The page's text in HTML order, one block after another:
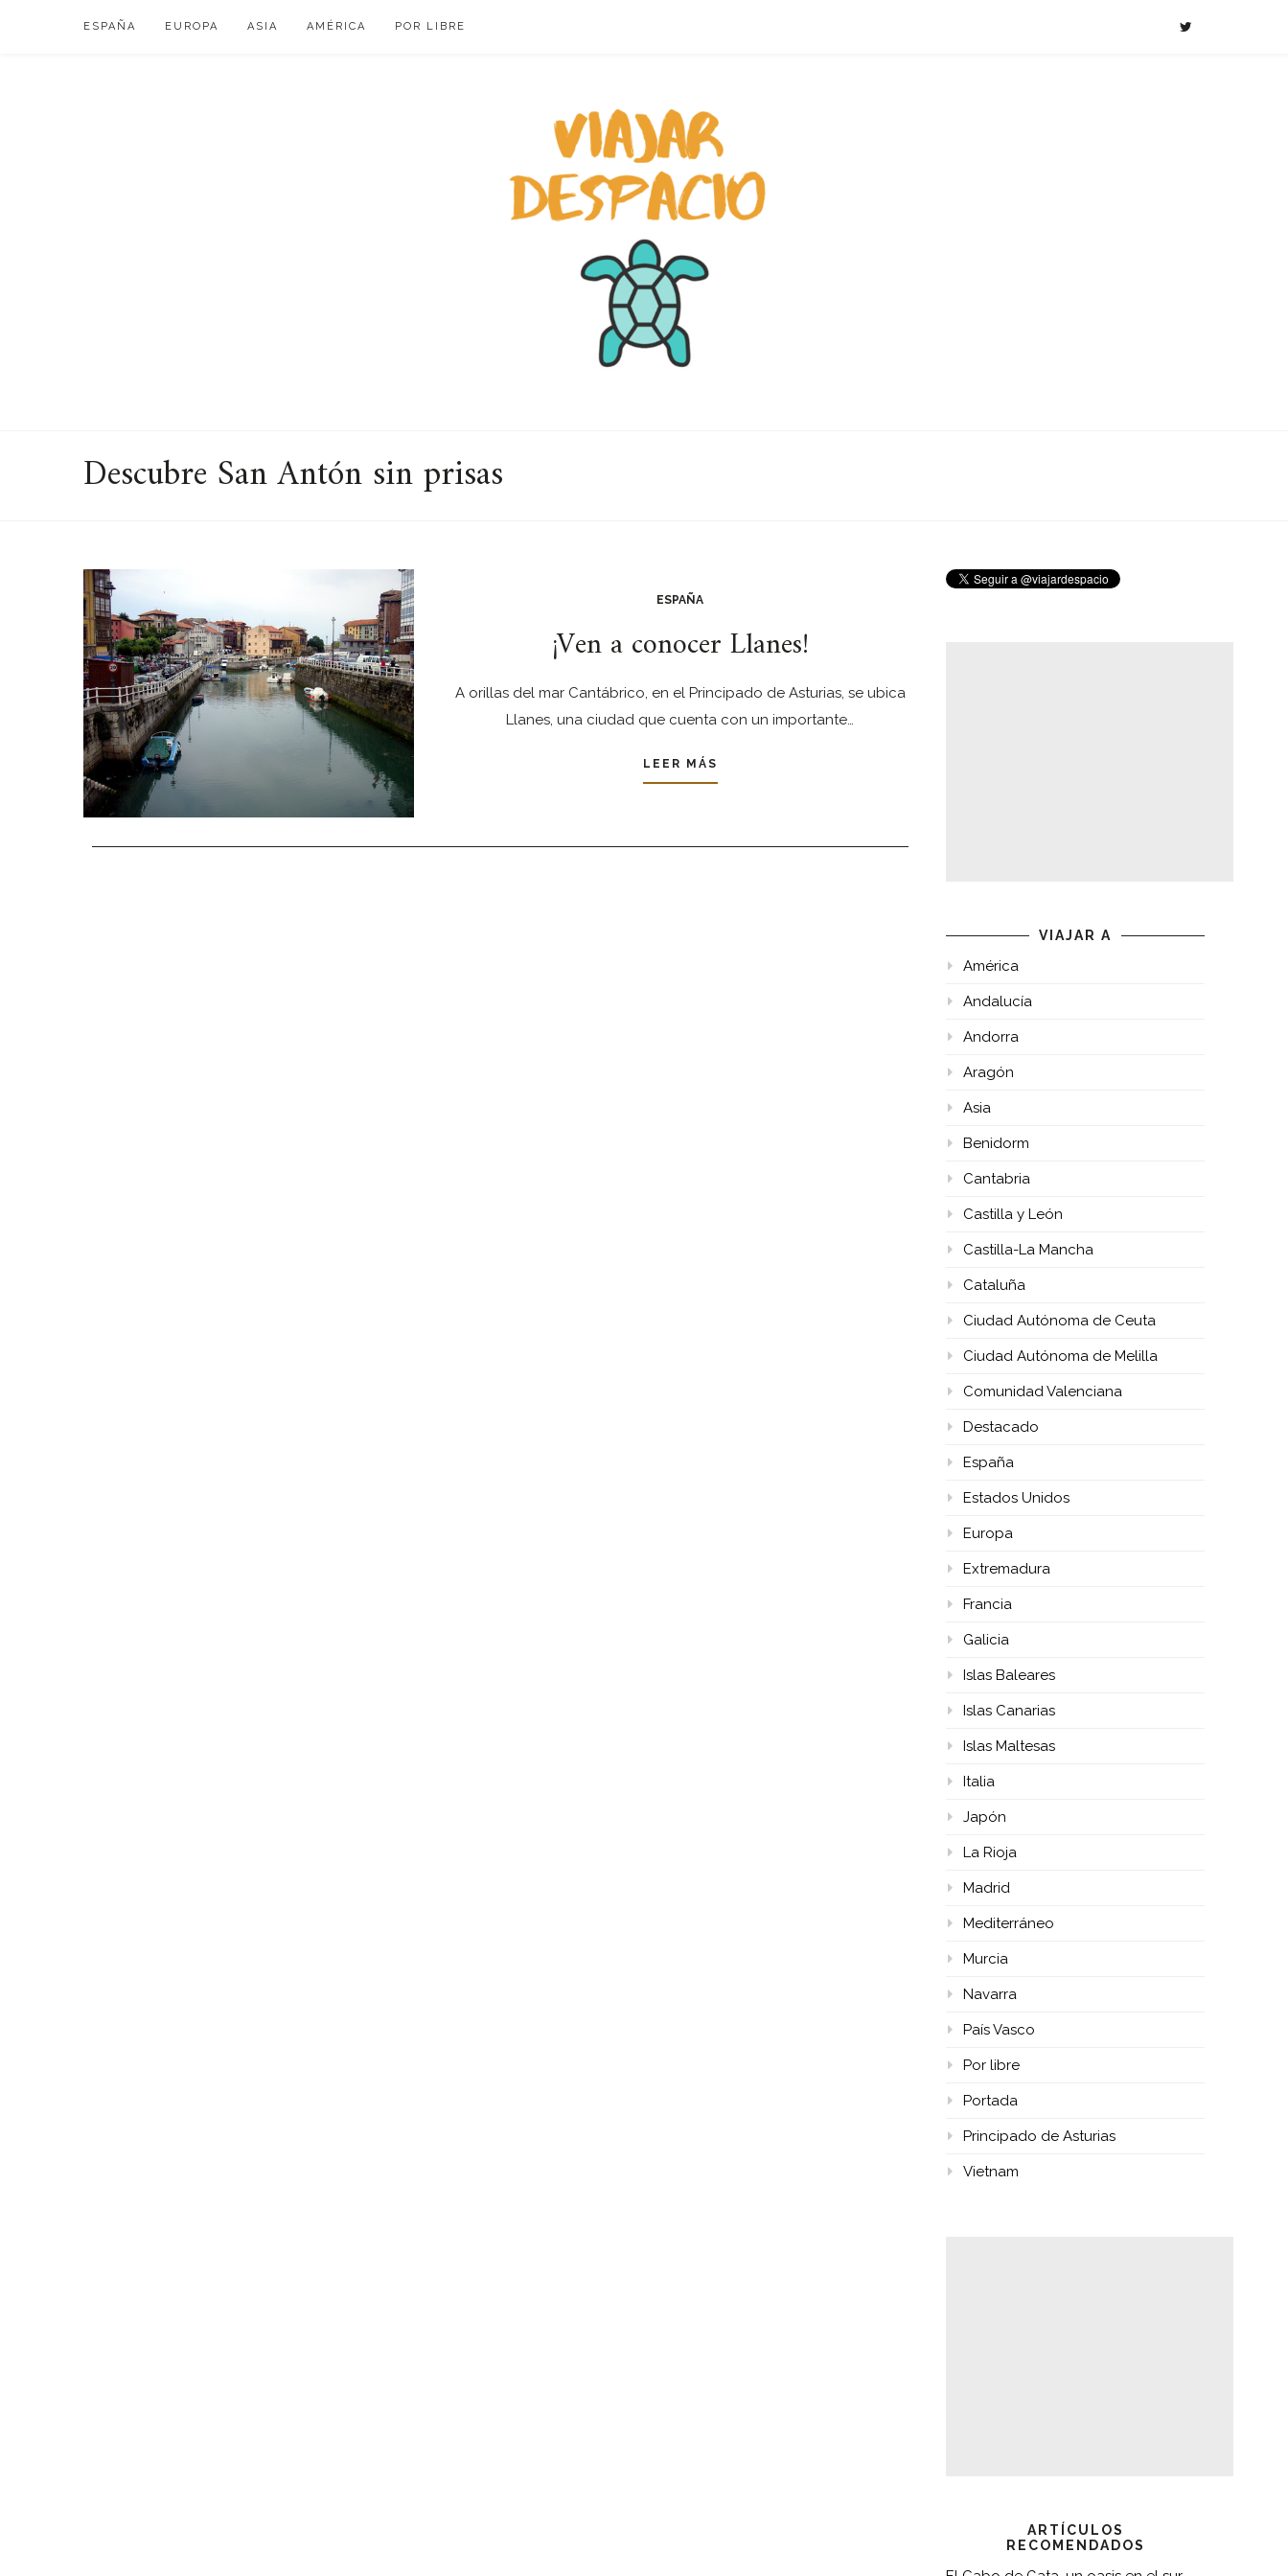
ESPAÑA EUROPA ASIA AMÉRICA POR LIBRE
Descubre San Antón sin prisas
ESPAÑA
¡Ven a conocer Llanes!
A orillas del mar Cantábrico, en el Principado de Asturias, se ubica
Llanes, una ciudad que cuenta con un importante…
LEER MÁS
VIAJAR A
América
Andalucía
Andorra
Aragón
Asia
Benidorm
Cantabria
Castilla y León
Castilla-La Mancha
Cataluña
Ciudad Autónoma de Ceuta
Ciudad Autónoma de Melilla
Comunidad Valenciana
Destacado
España
Estados Unidos
Europa
Extremadura
Francia
Galicia
Islas Baleares
Islas Canarias
Islas Maltesas
Italia
Japón
La Rioja
Madrid
Mediterráneo
Murcia
Navarra
País Vasco
Por libre
Portada
Principado de Asturias
Vietnam
ARTÍCULOS
RECOMENDADOS